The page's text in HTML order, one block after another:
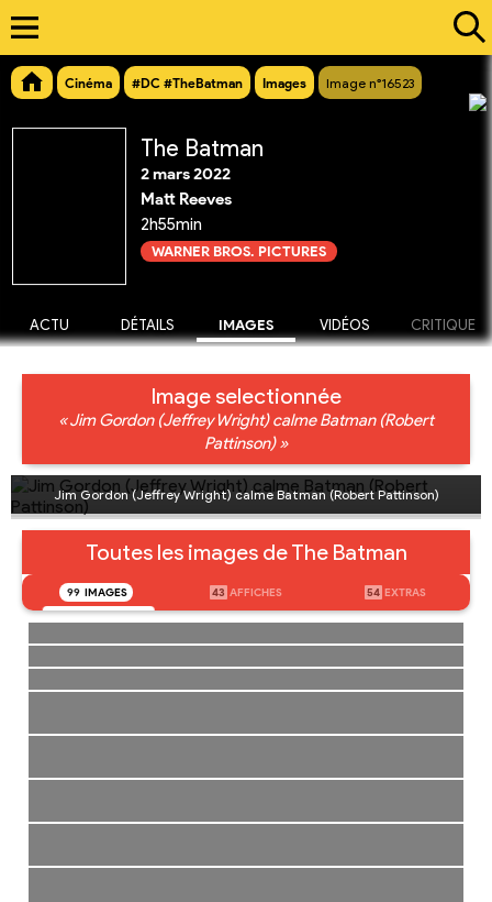
Cinéma #DC #TheBatman Images Image n°16523
The Batman
2 mars 2022
Matt Reeves
2h55min
WARNER BROS. PICTURES
ACTU DÉTAILS IMAGES VIDÉOS CRITIQUE
Image selectionnée
« Jim Gordon (Jeffrey Wright) calme Batman (Robert
Pattinson) »
Jim Gordon (Jeffrey Wright) calme Batman (Robert Pattinson)
Toutes les images de The Batman
99 IMAGES 43 AFFICHES 54 EXTRAS